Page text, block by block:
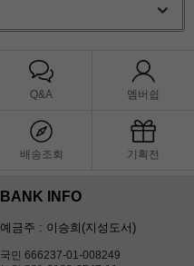
Q&A 멤버쉽
배송조회 기획전
BANK INFO
예금주 : 이승희(지성도서)
국민 666237-01-008249